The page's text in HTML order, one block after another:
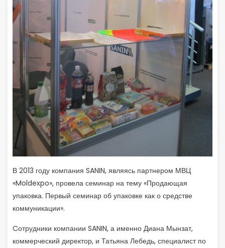
В 2013 году компания SANIN, являясь партнером МВЦ
«Moldexpo», провела семинар на тему «Продающая
упаковка. Первый семинар об упаковке как о средстве
коммуникации».
Cотрудники компании SANIN, а именно Диана Мынзат,
коммерческий директор, и Татьяна Лебедь, специалист по